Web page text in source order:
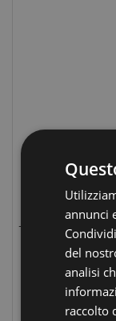
annunci
del
analisi
raccolto